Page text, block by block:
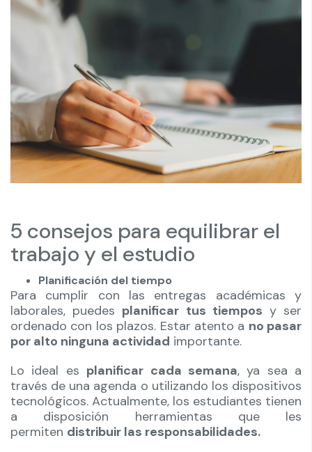
5 consejos para equilibrar el
trabajo y el estudio
Planificación del tiempo
Para cumplir con las entregas académicas y
laborales, puedes planificar tus tiempos y ser
ordenado con los plazos. Estar atento a no pasar
por alto ninguna actividad importante.
Lo ideal es planificar cada semana, ya sea a
través de una agenda o utilizando los dispositivos
tecnológicos. Actualmente, los estudiantes tienen
a disposición herramientas que les
permiten distribuir las responsabilidades.